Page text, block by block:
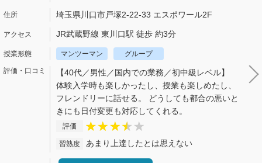
埼玉県川口市戸塚2-22-33 エスポワール2F
JR武蔵野線 東川口駅 徒歩 約3分
マンツーマン グループ
【40代／男性／国内での業務／初中級レベル】
体験入学時も楽しかったし、授業も楽しめたし、
フレンドリーに話せる。 どうしても都合の悪いと
きにも日付変更も対応してくれる。
評価
習熟度 あまり上達したとは思えない